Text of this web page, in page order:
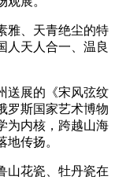
、天青绝尘的特
人天人合一、温良
展的《宋风弦纹
罗斯国家艺术博物
为内核，跨越山海
传扬。
花瓷、牡丹瓷在